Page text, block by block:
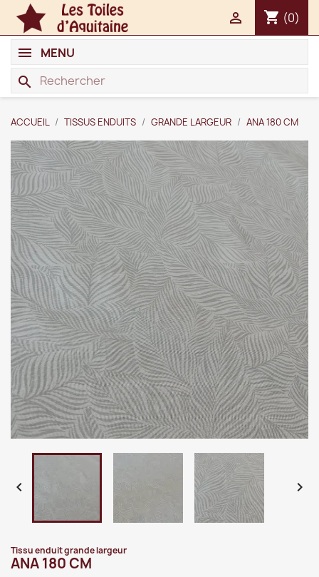
shopping_cart (0)

search
MENU
ACCUEIL TISSUS ENDUITS GRANDE LARGEUR ANA 180 CM
 
Tissu enduit grande largeur
ANA 180 CM